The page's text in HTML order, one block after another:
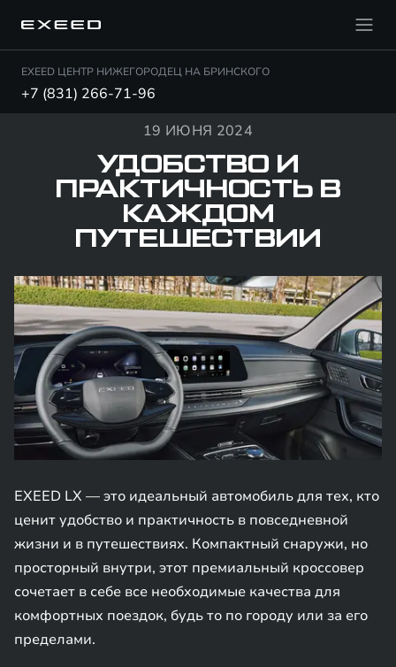
EXEED ЦЕНТР НИЖЕГОРОДЕЦ НА БРИНСКОГО
+7 (831) 266-71-96
19 ИЮНЯ 2024
УДОБСТВО И
ПРАКТИЧНОСТЬ В
КАЖДОМ
ПУТЕШЕСТВИИ
EXEED LX — это идеальный автомобиль для тех, кто
ценит удобство и практичность в повседневной
жизни и в путешествиях. Компактный снаружи, но
просторный внутри, этот премиальный кроссовер
сочетает в себе все необходимые качества для
комфортных поездок, будь то по городу или за его
пределами.